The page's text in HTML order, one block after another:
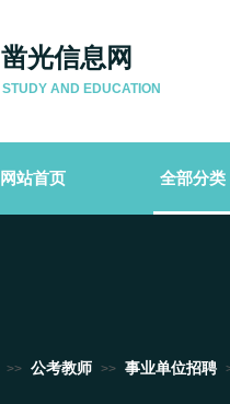
凿光信息网
STUDY AND EDUCATION
网站首页 全部分类
>> 公考教师 >> 事业单位招聘